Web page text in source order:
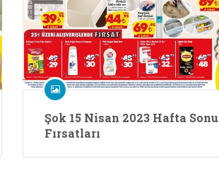
Şok 15 Nisan 2023 Hafta Sonu
Fırsatları